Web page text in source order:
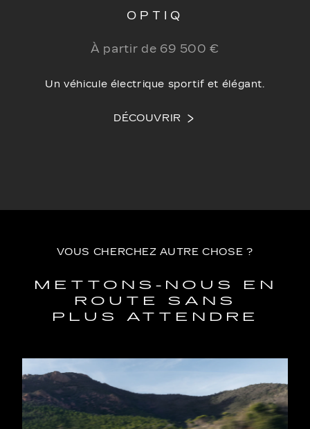
OPTIQ
À partir de 69 500 €
Un véhicule électrique sportif et élégant.
DÉCOUVRIR
VOUS CHERCHEZ AUTRE CHOSE ?
METTONS-NOUS EN
ROUTE SANS
PLUS ATTENDRE